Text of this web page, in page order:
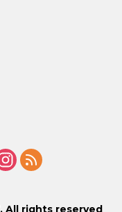
. All rights reserved